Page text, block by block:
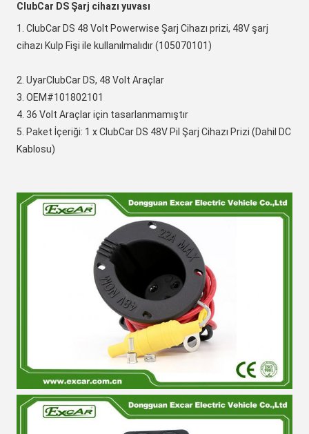
ClubCar DS Şarj cihazı yuvası
1. ClubCar DS 48 Volt Powerwise Şarj Cihazı prizi, 48V şarj
cihazı Kulp Fişi ile kullanılmalıdır (105070101 )
2. UyarClubCar DS, 48 Volt Araçlar
3. OEM#101802101
4. 36 Volt Araçlar için tasarlanmamıştır
5. Paket İçeriği: 1 x ClubCar DS 48V Pil Şarj Cihazı Prizi (Dahil DC
Kablosu)